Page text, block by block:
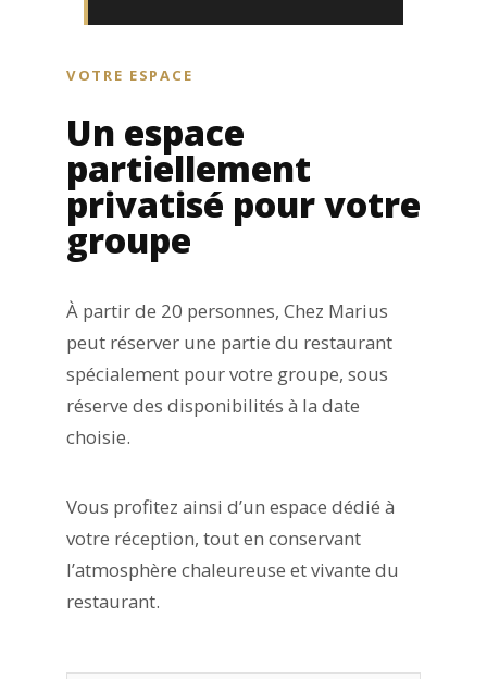
VOTRE ESPACE
Un espace
partiellement
privatisé pour votre
groupe
À partir de 20 personnes, Chez Marius
peut réserver une partie du restaurant
spécialement pour votre groupe, sous
réserve des disponibilités à la date
choisie.
Vous profitez ainsi d’un espace dédié à
votre réception, tout en conservant
l’atmosphère chaleureuse et vivante du
restaurant.